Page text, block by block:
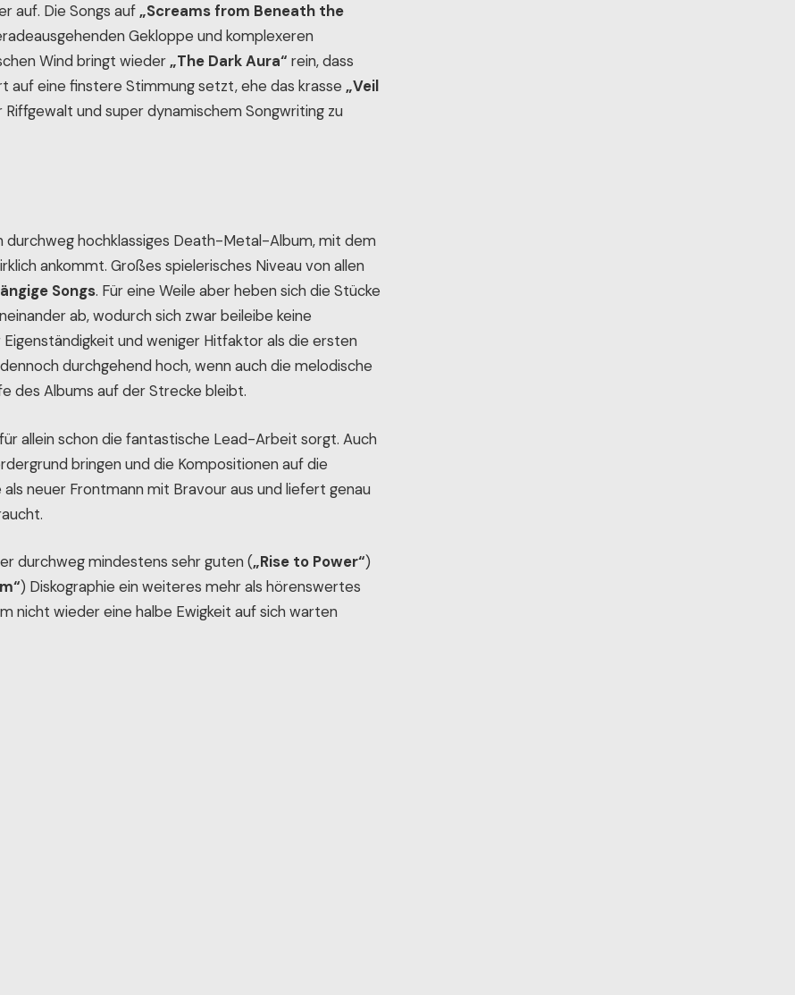
auf. Die Songs auf „Screams from Beneath the
Gekloppe und komplexeren
Wind bringt wieder „The Dark Aura“ rein, dass
auf eine finstere Stimmung setzt, ehe das krasse „Veil
und super dynamischem Songwriting zu
durchweg hochklassiges Death-Metal-Album, mit dem
ankommt. Großes spielerisches Niveau von allen
Songs. Für eine Weile aber heben sich die Stücke
ab, wodurch sich zwar beileibe keine
und weniger Hitfaktor als die ersten
durchgehend hoch, wenn auch die melodische
des Albums auf der Strecke bleibt.
allein schon die fantastische Lead-Arbeit sorgt. Auch
bringen und die Kompositionen auf die
neuer Frontmann mit Bravour aus und liefert genau
durchweg mindestens sehr guten („Rise to Power“)
) Diskographie ein weiteres mehr als hörenswertes
nicht wieder eine halbe Ewigkeit auf sich warten